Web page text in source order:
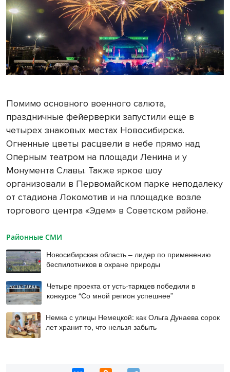
Помимо основного военного салюта,
праздничные фейерверки запустили еще в
четырех знаковых местах Новосибирска.
Огненные цветы расцвели в небе прямо над
Оперным театром на площади Ленина и у
Монумента Славы. Также яркое шоу
организовали в Первомайском парке неподалеку
от стадиона Локомотив и на площадке возле
торгового центра «Эдем» в Советском районе.
Районные СМИ
Новосибирская область – лидер по применению
беспилотников в охране природы
Четыре проекта от усть-таркцев победили в
конкурсе “Со мной регион успешнее”
Немка с улицы Немецкой: как Ольга Дунаева сорок
лет хранит то, что нельзя забыть